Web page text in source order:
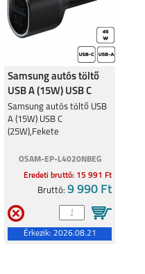
Samsung autós töltő
USB A (15W) USB C
(25W),Fekete
Samsung autós töltő USB
A (15W) USB C
(25W),Fekete
OSAM-EP-L4020NBEG
Eredeti bruttó: 15 991 Ft
Bruttó:9 990 Ft
Érkezik: 2026.08.21